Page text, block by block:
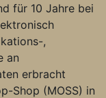
für 10 Jahre bei
,
an
erbracht
Shop (MOSS) in